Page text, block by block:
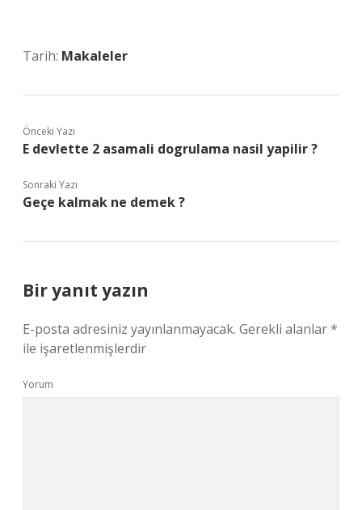
Tarih: Makaleler
Önceki Yazı
E devlette 2 asamali dogrulama nasil yapilir ?
Sonraki Yazı
Geçe kalmak ne demek ?
Bir yanıt yazın
E-posta adresiniz yayınlanmayacak. Gerekli alanlar*
ile işaretlenmişlerdir
Yorum